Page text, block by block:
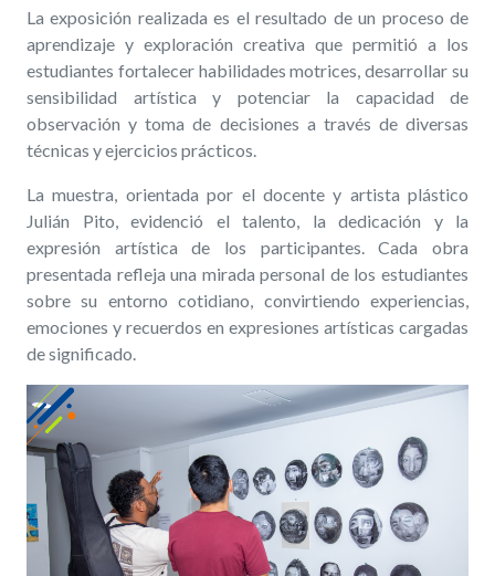
La exposición realizada es el resultado de un proceso de
aprendizaje y exploración creativa que permitió a los
estudiantes fortalecer habilidades motrices, desarrollar su
sensibilidad artística y potenciar la capacidad de
observación y toma de decisiones a través de diversas
técnicas y ejercicios prácticos.
La muestra, orientada por el docente y artista plástico
Julián Pito, evidenció el talento, la dedicación y la
expresión artística de los participantes. Cada obra
presentada refleja una mirada personal de los estudiantes
sobre su entorno cotidiano, convirtiendo experiencias,
emociones y recuerdos en expresiones artísticas cargadas
de significado.